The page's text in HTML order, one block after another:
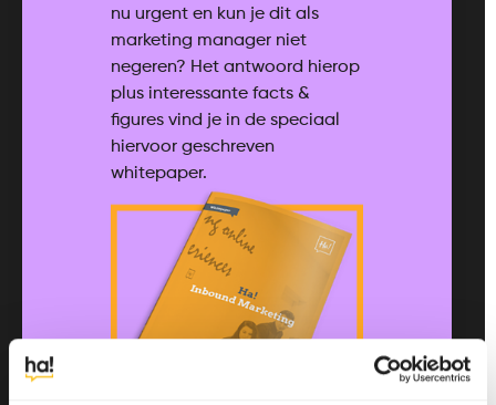
nu urgent en kun je dit als
marketing manager niet
negeren? Het antwoord hierop
plus interessante facts &
figures vind je in de speciaal
hiervoor geschreven
whitepaper.